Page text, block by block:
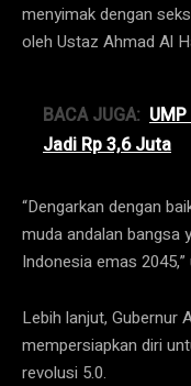
menyimak dengan
oleh Ustaz Ahmad Al
BACA JUGA:
Jadi Rp 3,6 Juta
“Dengarkan dengan
muda andalan bangsa
Indonesia emas 2045,”
Lebih lanjut, Gubernur
mempersiapkan diri
revolusi 5.0.